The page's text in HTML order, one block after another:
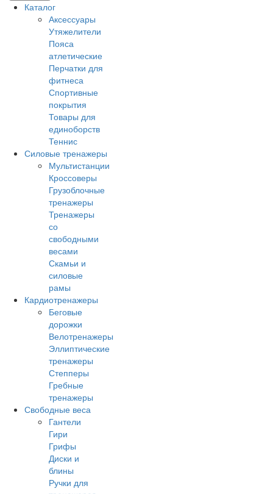
Каталог
Аксессуары
Утяжелители
Пояса
атлетические
Перчатки для
фитнеса
Спортивные
покрытия
Товары для
единоборств
Теннис
Силовые тренажеры
Мультистанции
Кроссоверы
Грузоблочные
тренажеры
Тренажеры
со
свободными
весами
Скамьи и
силовые
рамы
Кардиотренажеры
Беговые
дорожки
Велотренажеры
Эллиптические
тренажеры
Степперы
Гребные
тренажеры
Свободные веса
Гантели
Гири
Грифы
Диски и
блины
Ручки для